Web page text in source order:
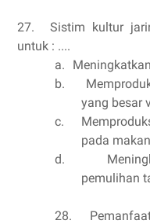
27.
Sistim kultur
untuk : ....
a.
b.
yang besar
c.
pada
d.
pemulihan
28.